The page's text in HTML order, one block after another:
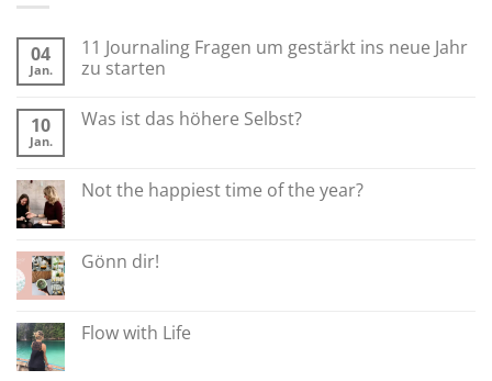
04
Jan.
11 Journaling Fragen um gestärkt ins neue Jahr
zu starten
10
Jan.
Was ist das höhere Selbst?
Not the happiest time of the year?
Gönn dir!
Flow with Life